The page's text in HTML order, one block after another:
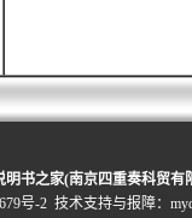
明书之家(南京四重奏科贸有
号-2 技术支持与报障：